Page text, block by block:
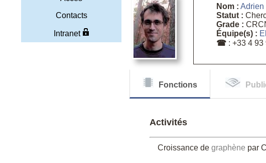
Contacts
Intranet
Nom : Adrien
Statut :
Grade :
Équipe(s) :
☎ : +33 4 93
Fonctions
Activités
Croissance de graphène par
Accueil du
Téléphone: +33
Webmestre